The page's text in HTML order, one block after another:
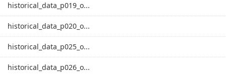
historical_data_p019_o...
historical_data_p020_o...
historical_data_p025_o...
historical_data_p026_o...